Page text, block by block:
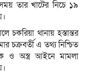
তার খাটের নিচে ১৯
চকরিয়া থানায় হস্তান্তর
চক্রবর্তী এ তথ্য নিশ্চিত
ও অস্ত্র আইনে মামলা